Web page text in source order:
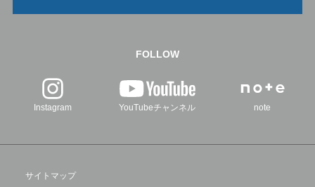
FOLLOW
Instagram YouTubeチャンネル note
サイトマップ